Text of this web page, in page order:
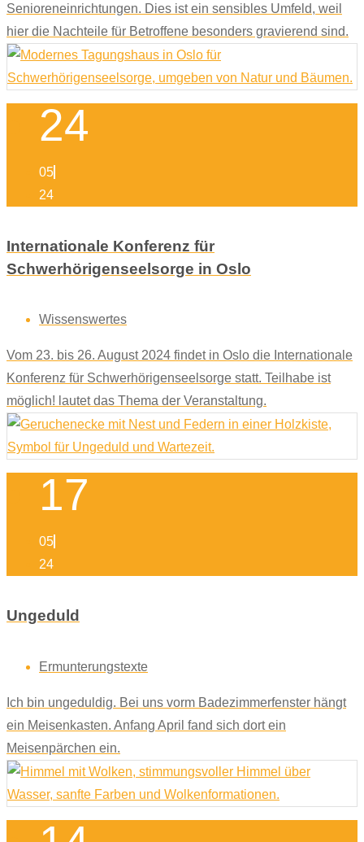
Senioreneinrichtungen. Dies ist ein sensibles Umfeld, weil
hier die Nachteile für Betroffene besonders gravierend sind.
24
05
24
Internationale Konferenz für
Schwerhörigenseelsorge in Oslo
Wissenswertes
Vom 23. bis 26. August 2024 findet in Oslo die Internationale
Konferenz für Schwerhörigenseelsorge statt. Teilhabe ist
möglich! lautet das Thema der Veranstaltung.
17
05
24
Ungeduld
Ermunterungstexte
Ich bin ungeduldig. Bei uns vorm Badezimmerfenster hängt
ein Meisenkasten. Anfang April fand sich dort ein
Meisenpärchen ein.